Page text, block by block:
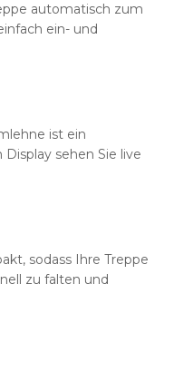
automatisch zum
ein- und
ist ein
sehen Sie live
sodass Ihre Treppe
zu falten und